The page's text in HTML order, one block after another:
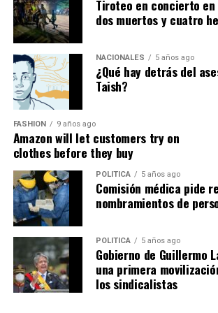
Recordó que durante los días más
personas llegaron desde diferentes
ayudar a remover escombros, entregar
combustible, prestar maquinaria o
a quienes habían perdido absolutamente
Éder Tiwi continuó el homenaje
tragedia también mostró el rostro más
Ecuador.
Bomberos.
Policías.
Militares.
Paramédicos.
Tiroteo en concierto en
dos muertos y cuatro
NACIONALES 5 años ago
¿Qué hay detrás del
Taish?
FASHION 9 años ago
Amazon will let customers try on
clothes before they buy
POLITICA 5 años ago
Comisión médica pide
nombramientos de
POLITICA 5 años ago
Gobierno de Guillermo
una primera
los sindicalistas